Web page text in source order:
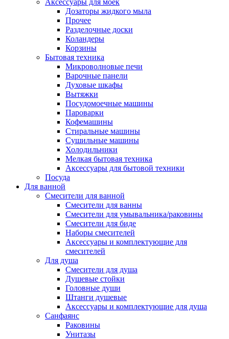
Аксессуары для моек
Дозаторы жидкого мыла
Прочее
Разделочные доски
Коландеры
Корзины
Бытовая техника
Микроволновые печи
Варочные панели
Духовые шкафы
Вытяжки
Посудомоечные машины
Пароварки
Кофемашины
Стиральные машины
Сушильные машины
Холодильники
Мелкая бытовая техника
Аксессуары для бытовой техники
Посуда
Для ванной
Смесители для ванной
Смесители для ванны
Смесители для умывальника/раковины
Смесители для биде
Наборы смесителей
Аксессуары и комплектующие для
смесителей
Для душа
Смесители для душа
Душевые стойки
Головные души
Штанги душевые
Аксессуары и комплектующие для душа
Санфаянс
Раковины
Унитазы